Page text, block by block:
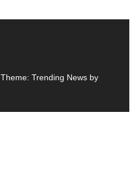
Theme: Trending News by